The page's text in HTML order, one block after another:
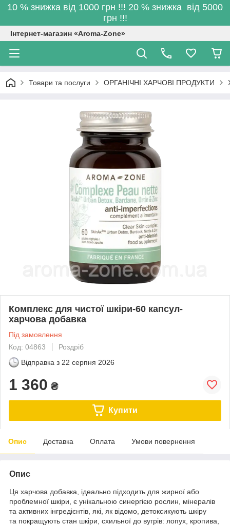
10 % знижка від 1000 грн !!! 20 % знижка від 5000
грн !!!
Інтернет-магазин «Aroma-Zone»
Товари та послуги ОРГАНІЧНІ ХАРЧОВІ ПРОДУКТИ
Комплекс для чистої шкіри-60 капсул-
харчова добавка
Під замовлення
Код: 04863
Роздріб
Відправка з 22 серпня 2026
1 360 ₴
Купити
Опис Доставка Оплата Умови повернення
Опис
Ця харчова добавка, ідеально підходить для жирної або
проблемної шкіри, є унікальною синергією рослин, мінералів
та активних інгредієнтів, які, як відомо, детоксикують шкіру
та покращують стан шкіри, схильної до вугрів: лопух, кропива,